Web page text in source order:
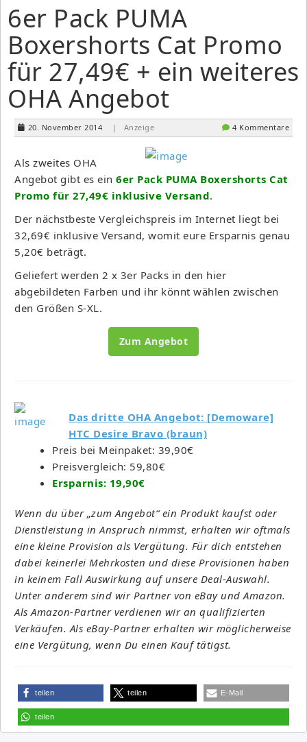
6er Pack PUMA
Boxershorts Cat Promo
für 27,49€ + ein weiteres
OHA Angebot
20. November 2014 | Anzeige 4 Kommentare
Als zweites OHA
Angebot gibt es ein 6er Pack PUMA Boxershorts Cat
Promo für 27,49€ inklusive Versand.
Der nächstbeste Vergleichspreis im Internet liegt bei
32,69€ inklusive Versand, womit eure Ersparnis genau
5,20€ beträgt.
Geliefert werden 2 x 3er Packs in den hier
abgebildeten Farben und ihr könnt wählen zwischen
den Größen S-XL.
Zum Angebot
Das dritte OHA Angebot: [Demoware]
HTC Desire Bravo (braun)
Preis bei Meinpaket: 39,90€
Preisvergleich: 59,80€
Ersparnis: 19,90€
Wenn du über „zum Angebot“ ein Produkt kaufst oder
Dienstleistung in Anspruch nimmst, erhalten wir oftmals
eine kleine Provision als Vergütung. Für dich entstehen
dabei keinerlei Mehrkosten und diese Provisionen haben
in keinem Fall Auswirkung auf unsere Deal-Auswahl.
Unter anderem sind wir Partner von eBay und Amazon.
Als Amazon-Partner verdienen wir an qualifizierten
Verkäufen. Als eBay-Partner erhalten wir möglicherweise
eine Vergütung, wenn Du einen Kauf tätigst.
teilen teilen E-Mail
teilen